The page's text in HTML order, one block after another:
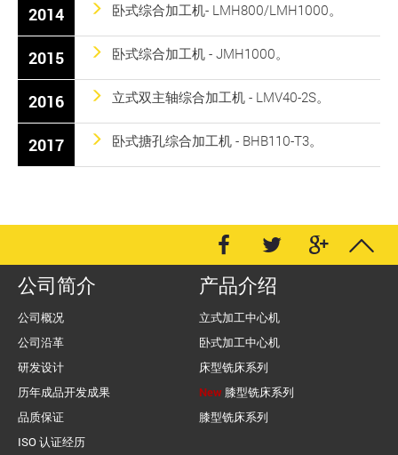
2014 卧式综合加工机- LMH800/LMH1000。
2015 卧式综合加工机 - JMH1000。
2016 立式双主轴综合加工机 - LMV40-2S。
2017 卧式搪孔综合加工机 - BHB110-T3。
公司简介
公司概况
公司沿革
研发设计
历年成品开发成果
品质保证
ISO 认证经历
产品介绍
立式加工中心机
卧式加工中心机
床型铣床系列
New 膝型铣床系列
膝型铣床系列